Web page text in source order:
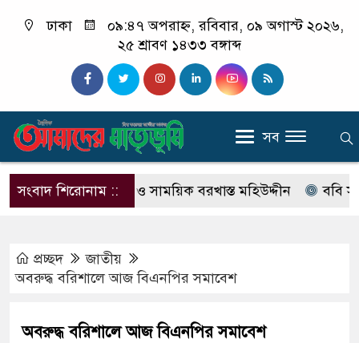
ঢাকা
০৯:৪৭ অপরাহ্ন, রবিবার, ০৯ অগাস্ট ২০২৬,
২৫ শ্রাবণ ১৪৩৩ বঙ্গাব্দ
সব
সংবাদ শিরোনাম ::
মামলার আসামি ও সাময়িক বরখাস্ত মহিউদ্দীন ববি সংলগ্ন
প্রচ্ছদ
জাতীয়
অবরুদ্ধ বরিশালে আজ বিএনপির সমাবেশ
অবরুদ্ধ বরিশালে আজ বিএনপির সমাবেশ